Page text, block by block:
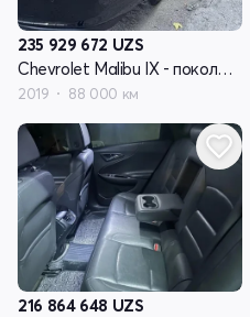
235 929 672 UZS
Chevrolet Malibu IX - поколение рестайлинг
2019 88 000 км
216 864 648 UZS